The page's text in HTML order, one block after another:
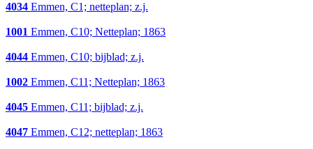
4034 Emmen, C1; netteplan; z.j.
1001 Emmen, C10; Netteplan; 1863
4044 Emmen, C10; bijblad; z.j.
1002 Emmen, C11; Netteplan; 1863
4045 Emmen, C11; bijblad; z.j.
4047 Emmen, C12; netteplan; 1863